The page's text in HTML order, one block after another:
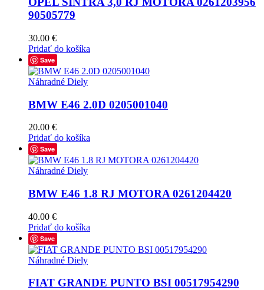
90505779
30.00 €
Pridať do košíka
Save
Náhradné Diely
BMW E46 2.0D 0205001040
20.00 €
Pridať do košíka
Save
Náhradné Diely
BMW E46 1.8 RJ MOTORA 0261204420
40.00 €
Pridať do košíka
Save
Náhradné Diely
FIAT GRANDE PUNTO BSI 00517954290